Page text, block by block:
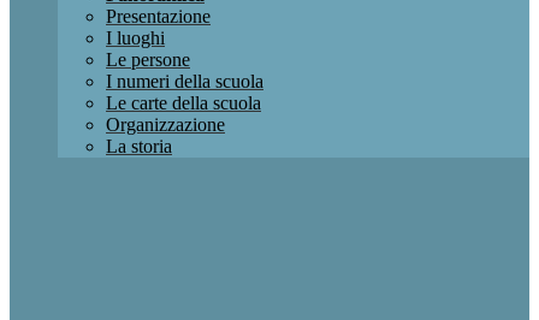
Presentazione
I luoghi
Le persone
I numeri della scuola
Le carte della scuola
Organizzazione
La storia